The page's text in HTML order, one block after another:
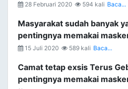
28 Februari 2020 594 kali Baca...
Masyarakat sudah banyak
pentingnya memakai
15 Juli 2020 589 kali Baca...
Camat tetap exsis Terus
pentingnya memakai